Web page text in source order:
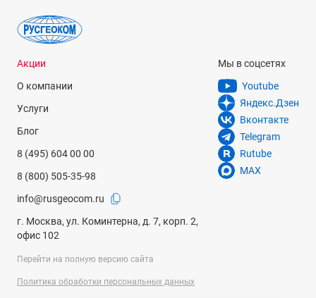
Акции
О компании
Услуги
Блог
8 (495) 604 00 00
8 (800) 505-35-98
info@rusgeocom.ru
г. Москва, ул. Коминтерна, д. 7, корп. 2,
офис 102
Мы в соцсетях
Youtube
Яндекс.Дзен
Вконтакте
Telegram
Rutube
MAX
Перейти на полную версию сайта
Политика обработки персональных данных